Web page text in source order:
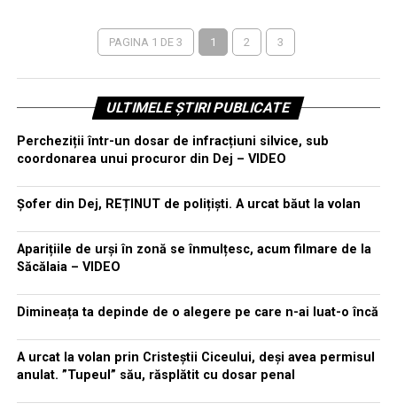
PAGINA 1 DE 3 1 2 3
ULTIMELE ȘTIRI PUBLICATE
Percheziții într-un dosar de infracțiuni silvice, sub
coordonarea unui procuror din Dej – VIDEO
Șofer din Dej, REȚINUT de polițiști. A urcat băut la volan
Aparițiile de urși în zonă se înmulțesc, acum filmare de la
Săcălaia – VIDEO
Dimineața ta depinde de o alegere pe care n-ai luat-o încă
A urcat la volan prin Cristeștii Ciceului, deși avea permisul
anulat. ”Tupeul” său, răsplătit cu dosar penal